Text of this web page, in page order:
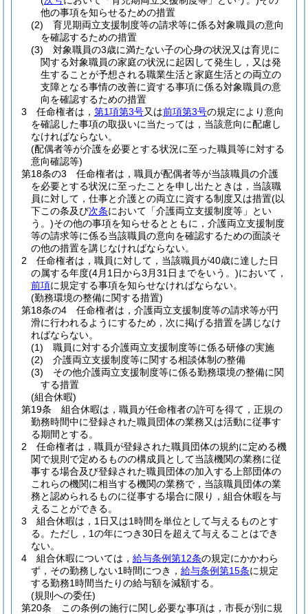
他の事項を知らせるための措置
(2)
育児期両立支援制度等の請求等に係る対象職員の意向
を確認するための措置
(3)
対象職員の3歳に満たない子の心身の状況又は育児に
関する対象職員の家庭の状況に起因して発生し，又は発
生することが予想される職業生活と家庭生活との両立の
支障となる事情の改善に資する事項に係る対象職員の意
向を確認するための措置
3
任命権者は， 第1項第3号又は前項第3号の規定により意向
を確認した事項の取扱いに当たっては，当該意向に配慮し
なければならない。
(配偶者等が介護を必要とする状況に至った職員等に対する
意向確認等)
第18条の3
任命権者は，職員が配偶者等が当該職員の介護
を必要とする状況に至ったことを申し出たときは，当該職
員に対して，仕事と介護との両立に資する制度又は措置(以
下この条及び次条において「介護両立支援制度等」とい
う。)その他の事項を知らせるとともに，介護両立支援制度
等の請求等に係る当該職員の意向を確認するための面談そ
の他の措置を講じなければならない。
2
任命権者は，職員に対して，当該職員が40歳に達した日
の属する年度(4月1日から3月31日までをいう。)において，
前項に規定する事項を知らせなければならない。
(勤務環境の整備に関する措置)
第18条の4
任命権者は，介護両立支援制度等の請求等が円
滑に行われるようにするため，次に掲げる措置を講じなけ
ればならない。
(1)
職員に対する介護両立支援制度等に係る研修の実施
(2)
介護両立支援制度等に関する相談体制の整備
(3)
その他介護両立支援制度等に係る勤務環境の整備に関
する措置
(組合休暇)
第19条
組合休暇は，職員が任命権者の許可を得て，正規の
勤務時間中に登録された職員団体の業務又は活動に従事す
る期間とする。
2
任命権者は，職員が登録された職員団体の規約に定める機
関で規則で定めるものの構成員として当該機関の業務に従
事する場合及び登録された職員団体の加入する上部団体の
これらの機関に相当する機関の業務で，当該職員団体の業
務と認められるものに従事する場合に限り，組合休暇を与
えることができる。
3
組合休暇は，1日又は1時間を単位として与えるものとす
る。 ただし，1の年につき30日を超えて与えることはでき
ない。
4
組合休暇については， 給与条例第12条の規定にかかわら
ず，その勤務しない1時間につき， 給与条例第15条に規定
する勤務1時間当たりの給与額を減額する。
(規則への委任)
第20条
この条例の施行に関し必要な事項は，市長が別に規